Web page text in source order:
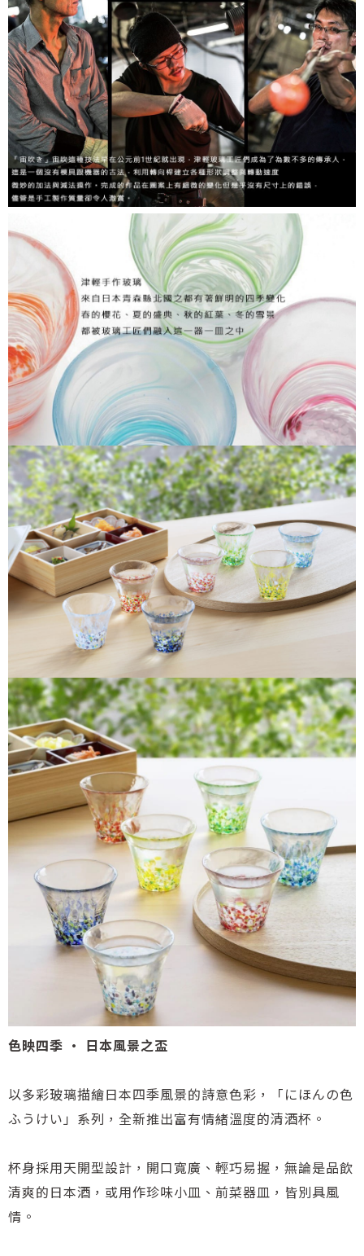
色映四季 · 日本風景之盃
以多彩玻璃描繪日本四季風景的詩意色彩，「にほんの色
ふうけい」系列，全新推出富有情緒溫度的清酒杯。
杯身採用天開型設計，開口寬廣、輕巧易握，無論是品飲
清爽的日本酒，或用作珍味小皿、前菜器皿，皆別具風
情。